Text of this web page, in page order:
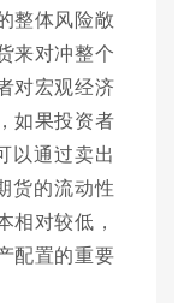
整体风险敞
来对冲整个
对宏观经济
如果投资者
以通过卖出
货的流动性
相对较低，
配置的重要